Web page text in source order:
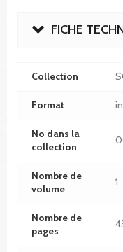
FICHE
Collection
Format
No dans la
collection
Nombre de
volume
1
Nombre de
pages